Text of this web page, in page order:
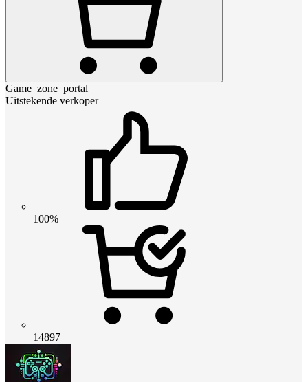
Game_zone_portal
Uitstekende verkoper
100%
14897